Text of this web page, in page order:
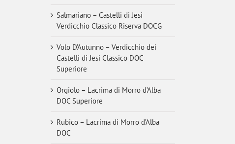
Salmariano – Castelli di Jesi
Verdicchio Classico Riserva DOCG
Volo D’Autunno – Verdicchio dei
Castelli di Jesi Classico DOC
Superiore
Orgiolo – Lacrima di Morro d’Alba
DOC Superiore
Rubico – Lacrima di Morro d’Alba
DOC